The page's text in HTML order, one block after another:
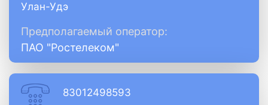
Улан-Удэ
Предполагаемый оператор:
ПАО "Ростелеком"
83012498593